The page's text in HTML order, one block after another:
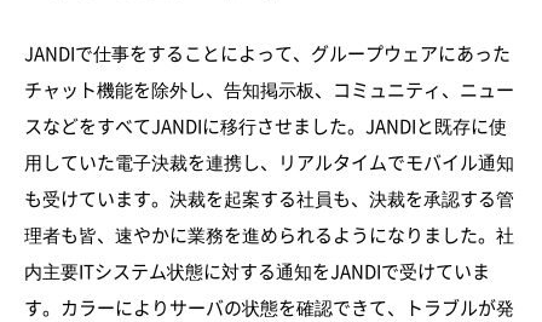
JANDIで仕事をすることによって、グループウェアにあった
チャット機能を除外し、告知掲示板、コミュニティ、ニュー
スなどをすべてJANDIに移行させました。JANDIと既存に使
用していた電子決裁を連携し、リアルタイムでモバイル通知
も受けています。決裁を起案する社員も、決裁を承認する管
理者も皆、速やかに業務を進められるようになりました。社
内主要ITシステム状態に対する通知をJANDIで受けていま
す。カラーによりサーバの状態を確認できて、トラブルが発